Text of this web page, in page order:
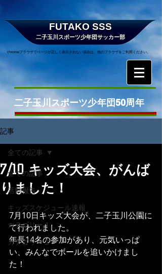
FUTAKO SSS
二子玉川スポーツ少年団サッカー部
chromeブラウザでページが正しく表示されない場合は、他のブラウザをご利用ください。
二子玉川スポーツ少年団50周年
記事
全ての記事
活動報告
キッズスケジュール速報
カテゴリー 1
カテゴリー 2
全ての記事
7/10 キッズ大会、がんば
りました！
7月10日キッズ大会が、二子玉川公園に
て行われました。
年長14名の参加があり、元気いっぱ
い、みんなでボールを追いかけまし
た！